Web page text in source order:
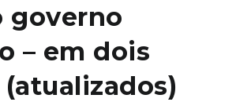
governo
– em dois